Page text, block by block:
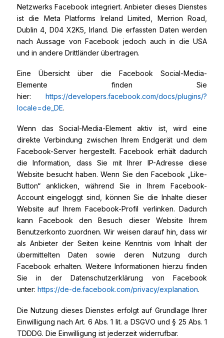
Netzwerks Facebook integriert. Anbieter dieses Dienstes
ist die Meta Platforms Ireland Limited, Merrion Road,
Dublin 4, D04 X2K5, Irland. Die erfassten Daten werden
nach Aussage von Facebook jedoch auch in die USA
und in andere Drittländer übertragen.
Eine Übersicht über die Facebook Social-Media-
Elemente finden Sie
hier:https://developers.facebook.com/docs/plugins/?
locale=de_DE.
Wenn das Social-Media-Element aktiv ist, wird eine
direkte Verbindung zwischen Ihrem Endgerät und dem
Facebook-Server hergestellt. Facebook erhält dadurch
die Information, dass Sie mit Ihrer IP-Adresse diese
Website besucht haben. Wenn Sie den Facebook „Like-
Button“ anklicken, während Sie in Ihrem Facebook-
Account eingeloggt sind, können Sie die Inhalte dieser
Website auf Ihrem Facebook-Profil verlinken. Dadurch
kann Facebook den Besuch dieser Website Ihrem
Benutzerkonto zuordnen. Wir weisen darauf hin, dass wir
als Anbieter der Seiten keine Kenntnis vom Inhalt der
übermittelten Daten sowie deren Nutzung durch
Facebook erhalten. Weitere Informationen hierzu finden
Sie in der Datenschutzerklärung von Facebook
unter: https://de-de.facebook.com/privacy/explanation.
Die Nutzung dieses Dienstes erfolgt auf Grundlage Ihrer
Einwilligung nach Art. 6 Abs. 1 lit. a DSGVO und § 25 Abs. 1
TDDDG. Die Einwilligung ist jederzeit widerrufbar.